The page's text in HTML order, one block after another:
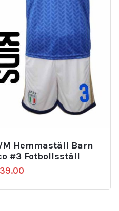
Hemmaställ Barn
#3 Fotbollsställ